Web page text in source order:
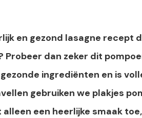
en gezond lasagne recept
Probeer dan zeker dit
ingrediënten en is
gebruiken we plakjes
een heerlijke smaak